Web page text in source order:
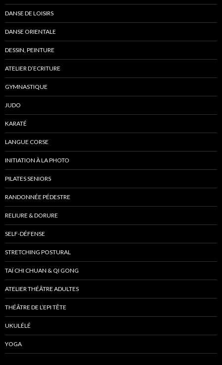
DANSE DE LOISIRS
DANSE ORIENTALE
DESSIN, PEINTURE
ATELIER D’ECRITURE
GYMNASTIQUE
JUDO
KARATÉ
LANGUE CORSE
INITIATION À LA PHOTO
PILATES SENIORS
RANDONNÉE PÉDESTRE
RELIURE & DORURE
SELF-DÉFENSE
STRETCHING POSTURAL
TAÏ CHI CHUAN & QI GONG
ATELIER THÉÂTRE ADULTES
THÉÂTRE DE L’EPI TÊTE
UKULÉLÉ
YOGA